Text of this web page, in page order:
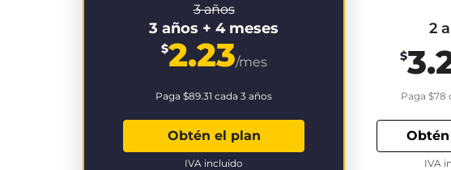
3 años
3 años + 4 meses
$2.23/mes
Paga $89.31 cada 3 años
Obtén el plan
IVA incluido
2
$
Paga $78
IVA